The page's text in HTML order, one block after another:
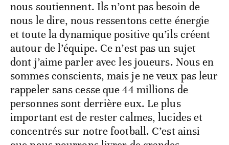
nous soutiennent. Ils n’ont pas besoin de
nous le dire, nous ressentons cette énergie
et toute la dynamique positive qu’ils créent
autour de l’équipe. Ce n’est pas un sujet
dont j’aime parler avec les joueurs. Nous en
sommes conscients, mais je ne veux pas leur
rappeler sans cesse que 44 millions de
personnes sont derrière eux. Le plus
important est de rester calmes, lucides et
concentrés sur notre football. C’est ainsi